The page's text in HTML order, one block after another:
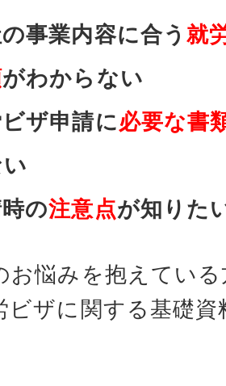
事業内容に合う 就
がわからない
ザ申請に必要な書
の注意点が知りた
お悩みを抱えている
ビザに関する基礎資